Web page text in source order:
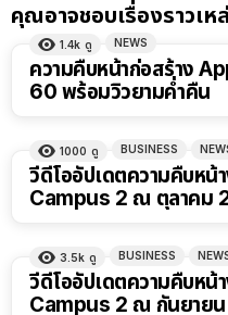
คุณอาจชอบเรื่องราวเห
1.4k ดู NEWS
ความคืบหน้าก่อสร้าง
60 พร้อมวิวยามค่ำคืน
1000 ดู BUSINESS
วีดีโออัปเดตความคืบหน้
Campus 2 ณ ตุลาคม
3.5k ดู BUSINESS
วีดีโออัปเดตความคืบหน้
Campus 2 ณ กันยาย